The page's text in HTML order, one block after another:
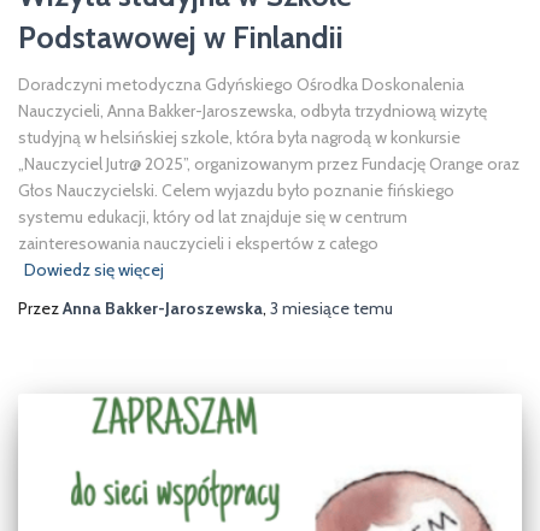
Podstawowej w Finlandii
Doradczyni metodyczna Gdyńskiego Ośrodka Doskonalenia
Nauczycieli, Anna Bakker-Jaroszewska, odbyła trzydniową wizytę
studyjną w helsińskiej szkole, która była nagrodą w konkursie
„Nauczyciel Jutr@ 2025”, organizowanym przez Fundację Orange oraz
Głos Nauczycielski. Celem wyjazdu było poznanie fińskiego
systemu edukacji, który od lat znajduje się w centrum
zainteresowania nauczycieli i ekspertów z całego
Dowiedz się więcej
PrzezAnna Bakker-Jaroszewska, 3 miesiącetemu